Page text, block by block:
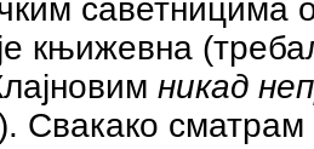
саветницима
књижевна
никад
Свакако